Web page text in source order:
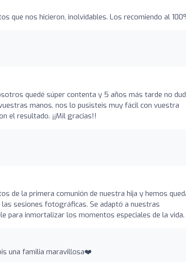
que nos hicieron, inolvidables. Los recomiendo al
quedé súper contenta y 5 años más tarde no
manos, nos lo pusisteis muy fácil con vuestra
el resultado. ¡¡Mil gracias!!
de la primera comunión de nuestra hija y hemos
sesiones fotográficas. Se adaptó a nuestras
para inmortalizar los momentos especiales de la vida.
una familia maravillosa❤️